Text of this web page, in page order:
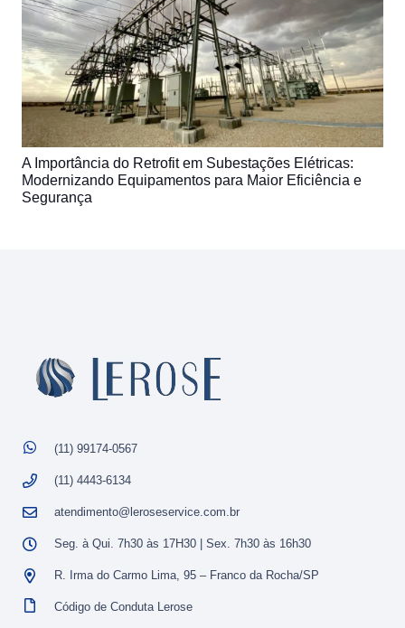
A Importância do Retrofit em Subestações Elétricas:
Modernizando Equipamentos para Maior Eficiência e
Segurança
(11) 99174-0567
(11) 4443-6134
atendimento@leroseservice.com.br
Seg. à Qui. 7h30 às 17H30 | Sex. 7h30 às 16h30
R. Irma do Carmo Lima, 95 – Franco da Rocha/SP
Código de Conduta Lerose